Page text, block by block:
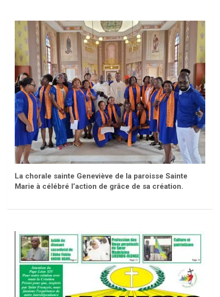
La chorale sainte Geneviève de la paroisse Sainte
Marie à célébré l’action de grâce de sa création.